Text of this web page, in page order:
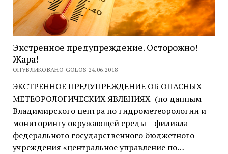
Экстренное предупреждение. Осторожно!
Жара!
ОПУБЛИКОВАНО GOLOS 24.06.2018
ЭКСТРЕННОЕ ПРЕДУПРЕЖДЕНИЕ ОБ ОПАСНЫХ
МЕТЕОРОЛОГИЧЕСКИХ ЯВЛЕНИЯХ (по данным
Владимирского центра по гидрометеорологии и
мониторингу окружающей среды – филиала
федерального государственного бюджетного
учреждения «центральное управление по…